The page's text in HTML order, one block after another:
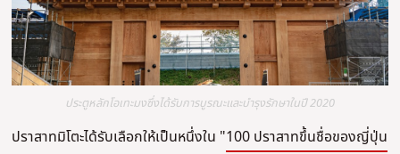
ประตูหลักโอเทะมงซึ่งได้รับการบูรณะและบำรุงรักษาในปี 2020
ปราสาทมิโตะได้รับเลือกให้เป็นหนึ่งใน "100 ปราสาทขึ้นชื่อของญี่ปุ่น